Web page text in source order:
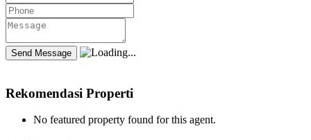
Rekomendasi Properti
No featured property found for this agent.